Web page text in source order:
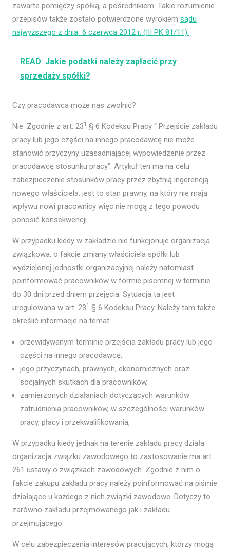
zawarte pomiędzy spółką, a pośrednikiem. Takie rozumienie
przepisów także zostało potwierdzone wyrokiem sądu
najwyższego z dnia 6 czerwca 2012 r. (III PK 81/11).
READ Jakie podatki należy zapłacić przy
sprzedaży spółki?
Czy pracodawca może nas zwolnić?
Nie. Zgodnie z art. 231 § 6 Kodeksu Pracy “ Przejście zakładu
pracy lub jego części na innego pracodawcę nie może
stanowić przyczyny uzasadniającej wypowiedzenie przez
pracodawcę stosunku pracy”. Artykuł ten ma na celu
zabezpieczenie stosunków pracy przez zbytnią ingerencją
nowego właściciela. jest to stan prawny, na który nie mają
wpływu nowi pracownicy więc nie mogą z tego powodu
ponosić konsekwencji.
W przypadku kiedy w zakładzie nie funkcjonuje organizacja
związkowa, o fakcie zmiany właściciela spółki lub
wydzielonej jednostki organizacyjnej należy natomiast
poinformować pracowników w formie pisemnej w terminie
do 30 dni przed dniem przejęcia. Sytuacja ta jest
uregulowana w art. 231 § 6 Kodeksu Pracy. Należy tam także
określić informacje na temat:
przewidywanym terminie przejścia zakładu pracy lub jego
części na innego pracodawcę,
jego przyczynach, prawnych, ekonomicznych oraz
socjalnych skutkach dla pracowników,
zamierzonych działaniach dotyczących warunków
zatrudnienia pracowników, w szczególności warunków
pracy, płacy i przekwalifikowania,
W przypadku kiedy jednak na terenie zakładu pracy działa
organizacja związku zawodowego to zastosowanie ma art.
261 ustawy o związkach zawodowych. Zgodnie z nim o
fakcie zakupu zakładu pracy należy poinformować na piśmie
działające u każdego z nich związki zawodowe. Dotyczy to
zarówno zakładu przejmowanego jak i zakładu
przejmującego.
W celu zabezpieczenia interesów pracujących, którzy mogą